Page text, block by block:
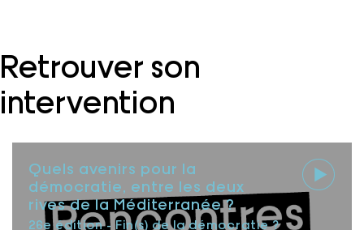
Retrouver son
intervention
Quels avenirs pour la
démocratie, entre les deux
rives de la Méditerranée ?
26e édition - Fin(s) de la démocratie ?